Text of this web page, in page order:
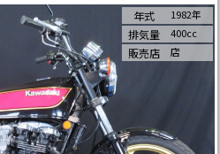
年式 1982年
排気量 400cc
販売店 店